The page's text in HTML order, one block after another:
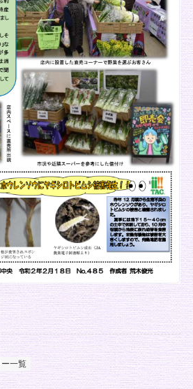
一覧